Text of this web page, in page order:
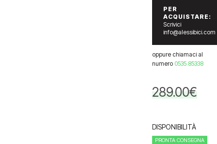
PER
ACQUISTARE:
Scrivici
info@alessibici.com
oppure chiamaci al
numero 0535 85338
289.00€
DISPONIBILITÀ
PRONTA CONSEGNA